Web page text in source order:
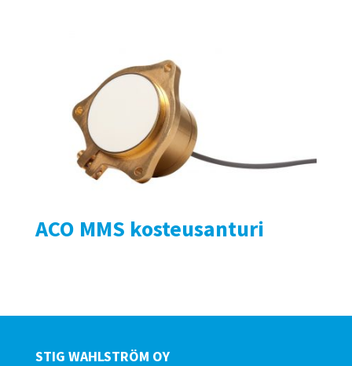
ACO MMS kosteusanturi
STIG WAHLSTRÖM OY